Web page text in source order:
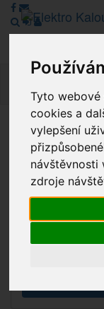
Tyto
cookies a
vylepšení
návštěvnosti
zdroje
Vážení
režimu
Děkujeme za
Výprodej